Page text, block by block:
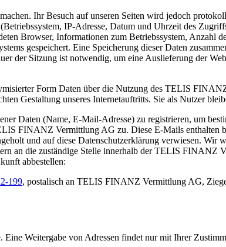
Ihr Besuch auf unseren Seiten wird jedoch
IP-Adresse, Datum und Uhrzeit des
Browser, Informationen zum Betriebssystem, Anzahl
gespeichert. Eine Speicherung dieser Daten
der Sitzung ist notwendig, um eine Auslieferung der
Form Daten über die Nutzung des TELIS
Gestaltung unseres Internetauftritts. Sie als Nutzer
Daten (Name, E-Mail-Adresse) zu registrieren, um
FINANZ Vermittlung AG zu. Diese E-Mails enthalten
und auf diese Datenschutzerklärung verwiesen. Wir
an die zuständige Stelle innerhalb der TELIS FINANZ
abbestellen:
199, postalisch an TELIS FINANZ Vermittlung AG,
Weitergabe von Adressen findet nur mit Ihrer